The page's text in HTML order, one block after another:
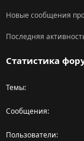
Новые сообщения
Последняя
Статистика
Темы
Сообщения
Пользователи